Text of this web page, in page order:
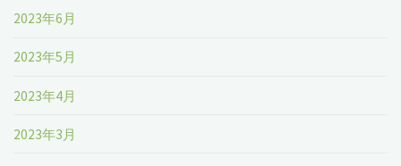
2023年6月
2023年5月
2023年4月
2023年3月